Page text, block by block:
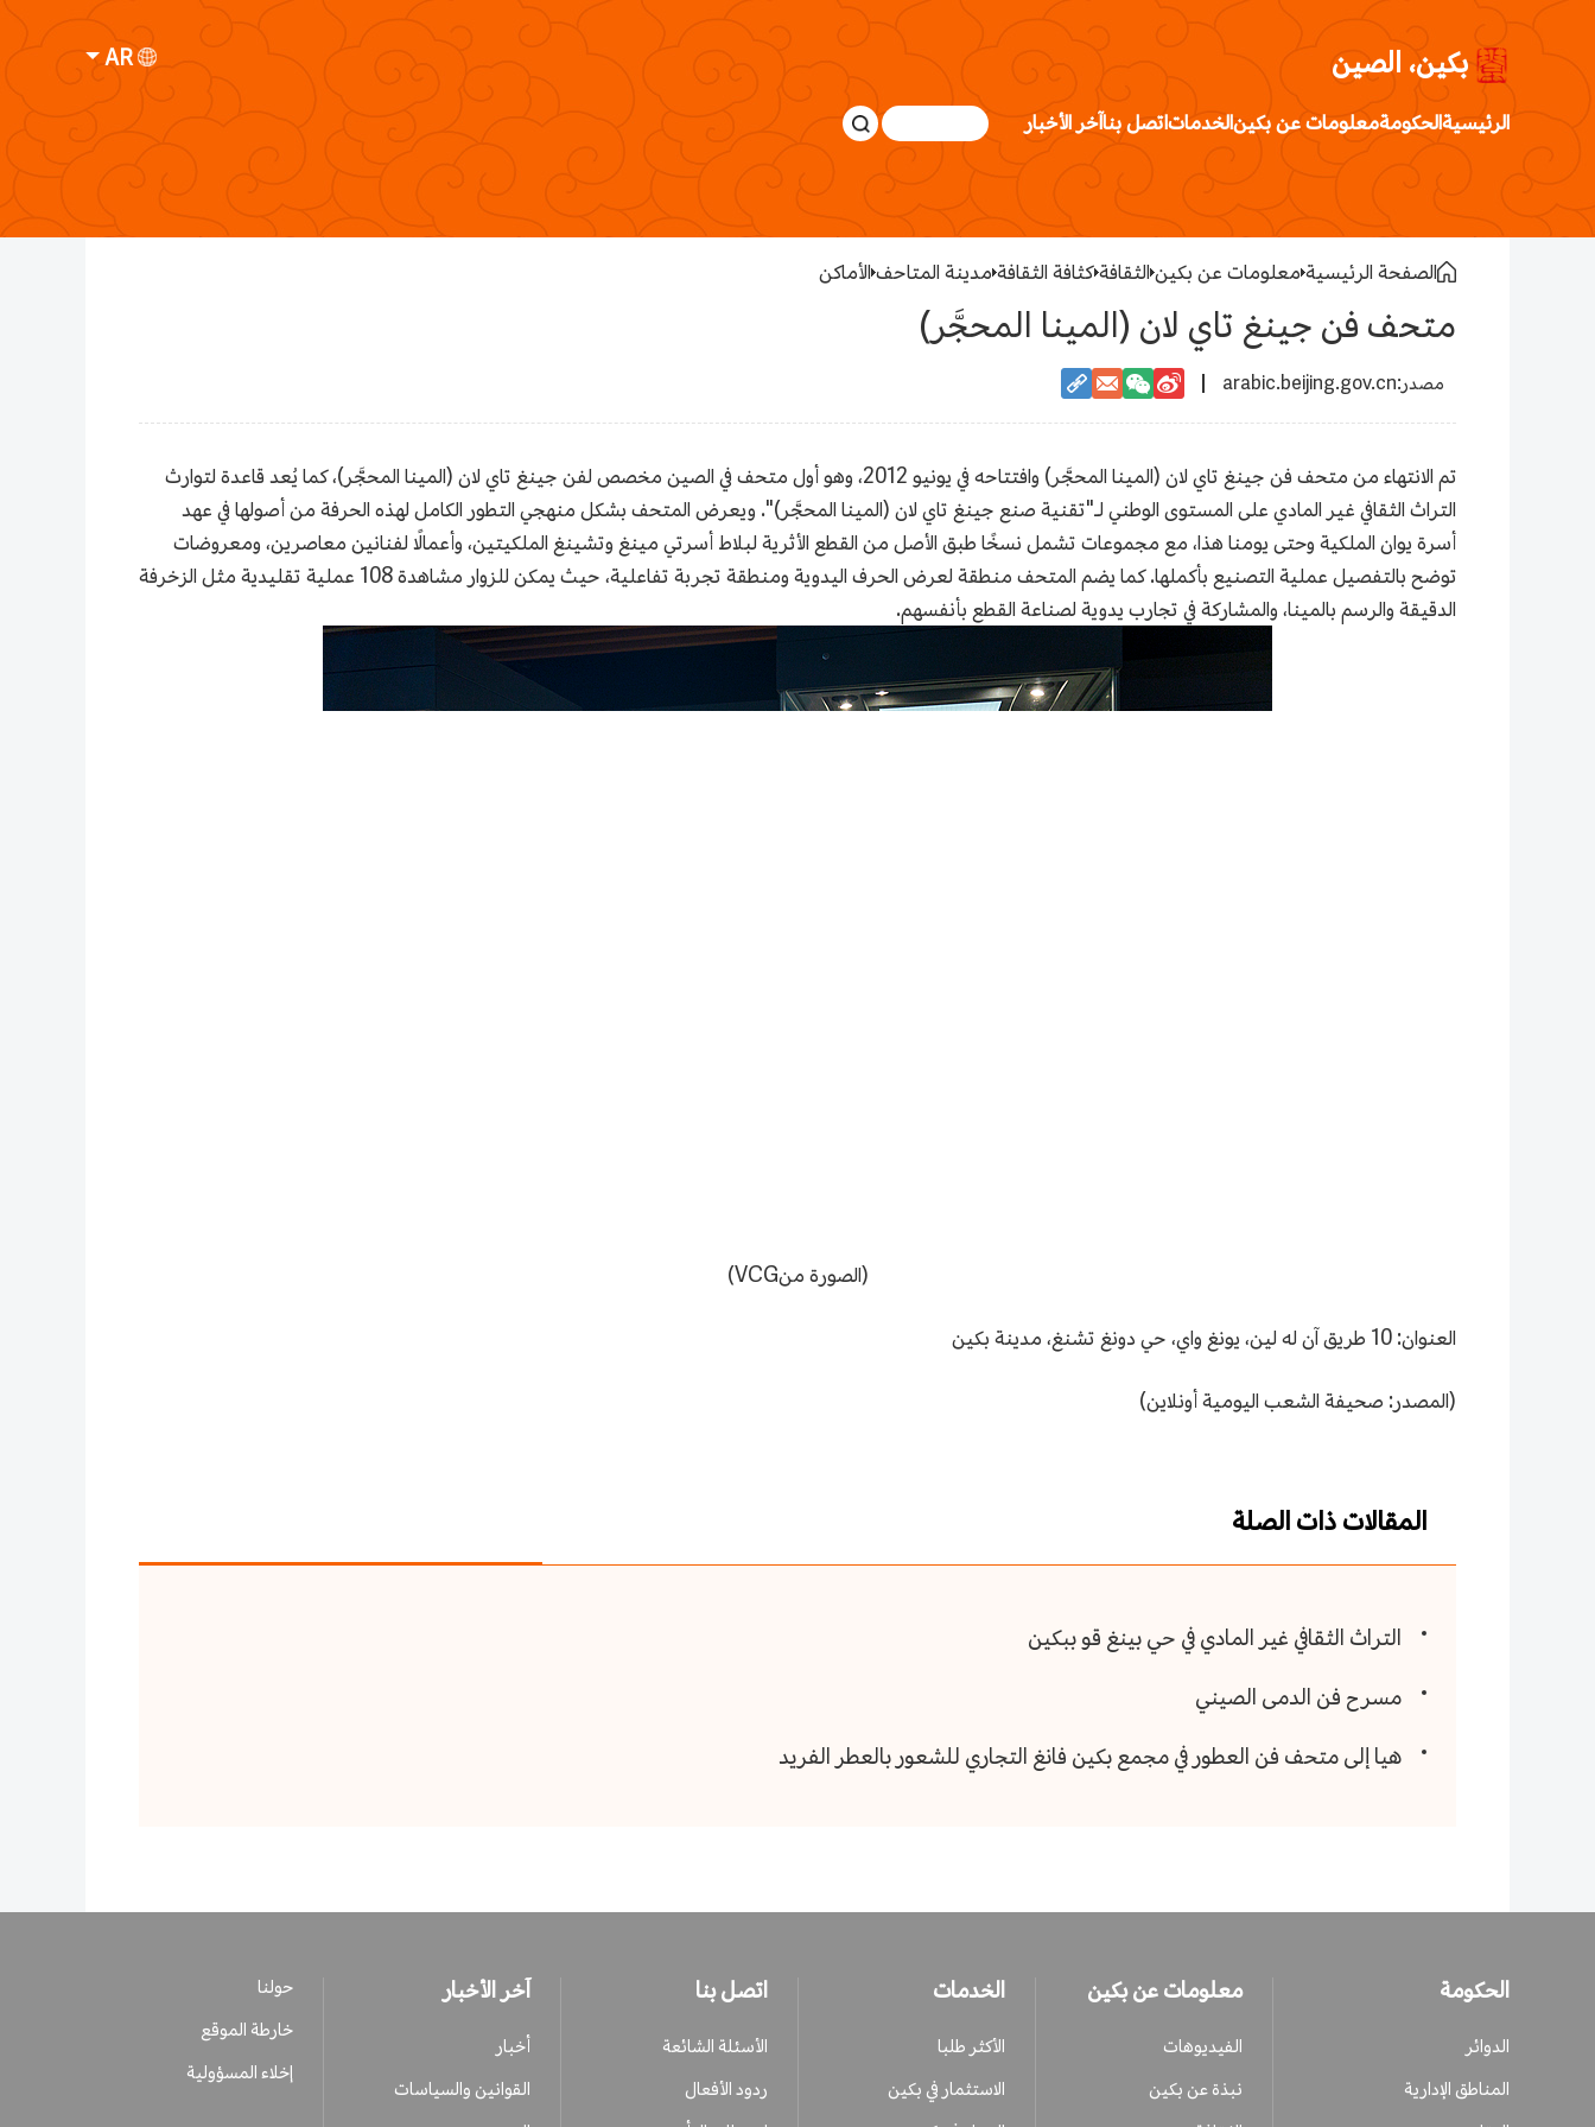
بكين، الصين AR
الرئيسيةالحكومةمعلومات عن بكينالخدماتاتصل بناآخر الأخبار
الصفحة الرئيسية معلومات عن بكين الثقافةكثافة الثقافة مدينة المتاحف الأماكن
متحف فن جينغ تاي لان (المينا المحجَّر)
arabic.beijing.gov.cn
تم الانتهاء من متحف فن جينغ تاي لان (المينا المحجَّر) وافتتاحه في يونيو 2012، وهو أول متحف في الصين مخصص لفن جينغ تاي لان (المينا المحجَّر)، كما يُعد قاعدة لتوارث
التراث الثقافي غير المادي على المستوى الوطني لـ"تقنية صنع جينغ تاي لان (المينا المحجَّر)". ويعرض المتحف بشكل منهجي التطور الكامل لهذه الحرفة من أصولها في عهد
أسرة يوان الملكية وحتى يومنا هذا، مع مجموعات تشمل نسخًا طبق الأصل من القطع الأثرية لبلاط أسرتي مينغ وتشينغ الملكيتين، وأعمالًا لفنانين معاصرين، ومعروضات
توضح بالتفصيل عملية التصنيع بأكملها. كما يضم المتحف منطقة لعرض الحرف اليدوية ومنطقة تجربة تفاعلية، حيث يمكن للزوار مشاهدة 108 عملية تقليدية مثل الزخرفة
الدقيقة والرسم بالمينا، والمشاركة في تجارب يدوية لصناعة القطع بأنفسهم.
(الصورة منVCG)
العنوان: 10 طريق آن له لين، يونغ واي، حي دونغ تشنغ، مدينة بكين
(المصدر: صحيفة الشعب اليومية أونلاين)
المقالات ذات الصلة
التراث الثقافي غير المادي في حي بينغ قو ببكين
مسرح فن الدمى الصيني
هيا إلى متحف فن العطور في مجمع بكين فانغ التجاري للشعور بالعطر الفريد
الحكومة
الدوائر
المناطق الإدارية
معلومات عن بكين
الفيديوهات
نبذة عن بكين
الخدمات
الأكثر طلبا
الاستثمار في بكين
اتصل بنا
الأسئلة الشائعة
ردود الأفعال
آخر الأخبار
أخبار
القوانين والسياسات
حولنا
خارطة الموقع
إخلاء المسؤولية